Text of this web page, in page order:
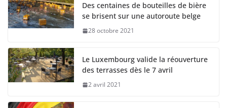
Des centaines de bouteilles de bière
se brisent sur une autoroute belge
28 octobre 2021
Le Luxembourg valide la réouverture
des terrasses dès le 7 avril
2 avril 2021